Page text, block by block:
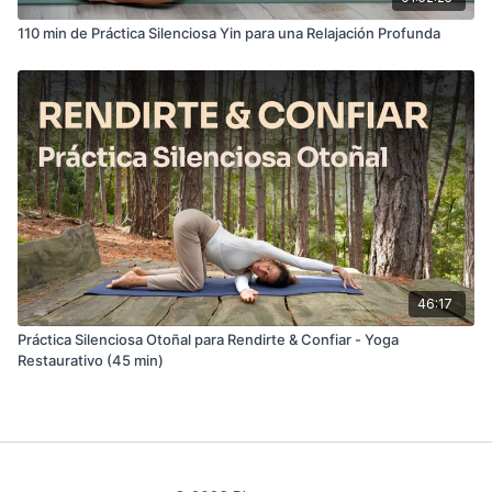
110 min de Práctica Silenciosa Yin para una Relajación Profunda
46:17
Práctica Silenciosa Otoñal para Rendirte & Confiar - Yoga
Restaurativo (45 min)